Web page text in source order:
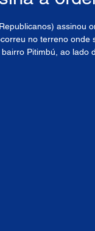
de 5 estrelas.
assinou
no terreno
Pitimbú, ao lado